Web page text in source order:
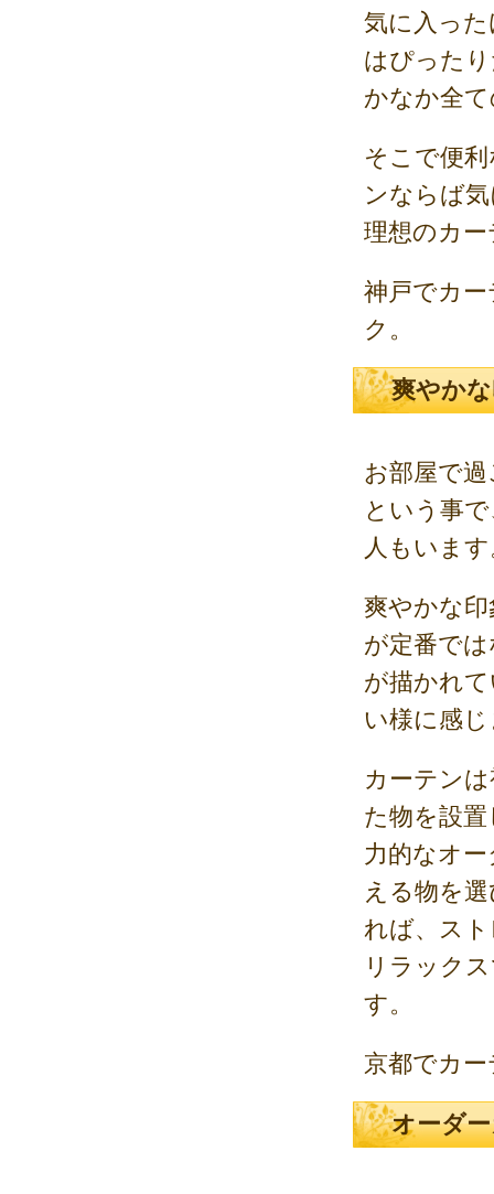
気に入っ
はぴった
かなか全
そこで便
ンならば
理想のカ
神戸でカ
ク。
爽やか
お部屋で
という事
人もいま
爽やかな
が定番で
が描かれ
い様に感
カーテン
た物を設
力的なオ
える物を
れば、ス
リラック
す。
京都でカ
オーダ